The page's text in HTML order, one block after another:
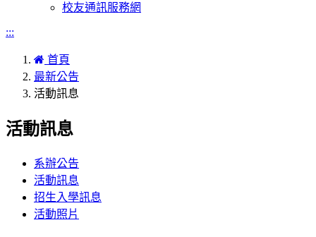
校友通訊服務網
:::
首頁
最新公告
活動訊息
活動訊息
系辦公告
活動訊息
招生入學訊息
活動照片